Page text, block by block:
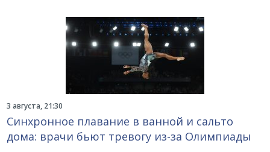
3 августа, 21:30
Синхронное плавание в ванной и сальто
дома: врачи бьют тревогу из-за Олимпиады